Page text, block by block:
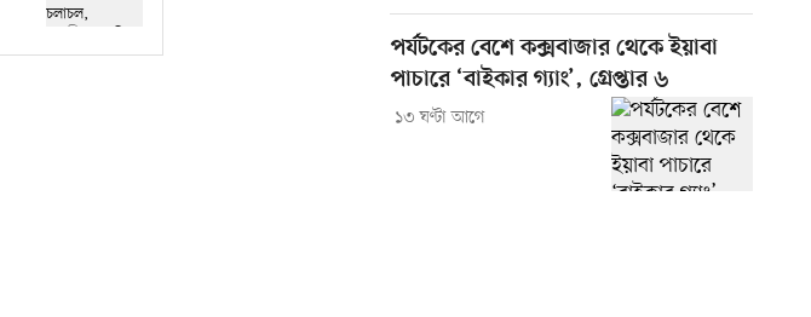
পর্যটকের বেশে কক্সবাজার থেকে ইয়াবা
পাচারে ‘বাইকার গ্যাং’, গ্রেপ্তার ৬
১৩ ঘণ্টা আগে